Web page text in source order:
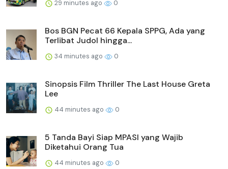
29 minutes ago 0
Bos BGN Pecat 66 Kepala SPPG, Ada yang
Terlibat Judol hingga...
34 minutes ago 0
Sinopsis Film Thriller The Last House Greta
Lee
44 minutes ago 0
5 Tanda Bayi Siap MPASI yang Wajib
Diketahui Orang Tua
44 minutes ago 0